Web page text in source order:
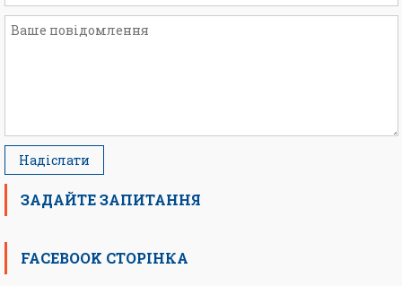
ЗАДАЙТЕ ЗАПИТАННЯ
FACEBOOK СТОРІНКА